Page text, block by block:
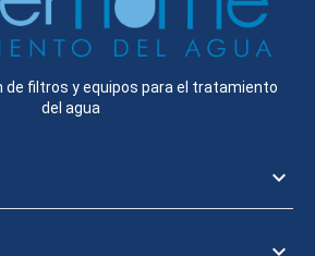
de filtros y equipos para el tratamiento
del agua
